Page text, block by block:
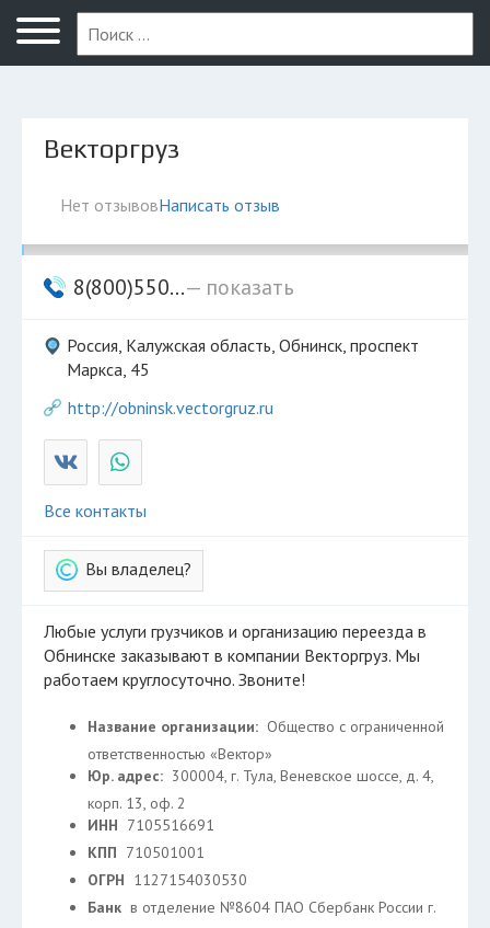
Обнинск
Векторгруз
Нет отзывовНаписать отзыв
8(800)550...— показать
Россия, Калужская область, Обнинск, проспект
Маркса, 45
http://obninsk.vectorgruz.ru
Все контакты
Вы владелец?
Любые услуги грузчиков и организацию переезда в
Обнинске заказывают в компании Векторгруз. Мы
работаем круглосуточно. Звоните!
Название организации: Общество с ограниченной
ответственностью «Вектор»
Юр. адрес: 300004, г. Тула, Веневское шоссе, д. 4,
корп. 13, оф. 2
ИНН 7105516691
КПП 710501001
ОГРН 1127154030530
Банк в отделение №8604 ПАО Сбербанк России г.